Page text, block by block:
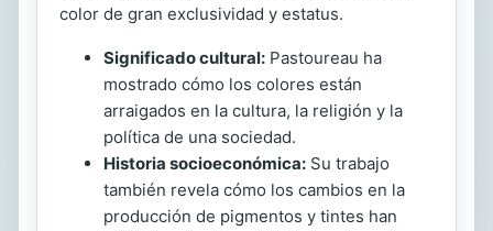
color de gran exclusividad y estatus.
Significado cultural: Pastoureau ha
mostrado cómo los colores están
arraigados en la cultura, la religión y la
política de una sociedad.
Historia socioeconómica: Su trabajo
también revela cómo los cambios en la
producción de pigmentos y tintes han